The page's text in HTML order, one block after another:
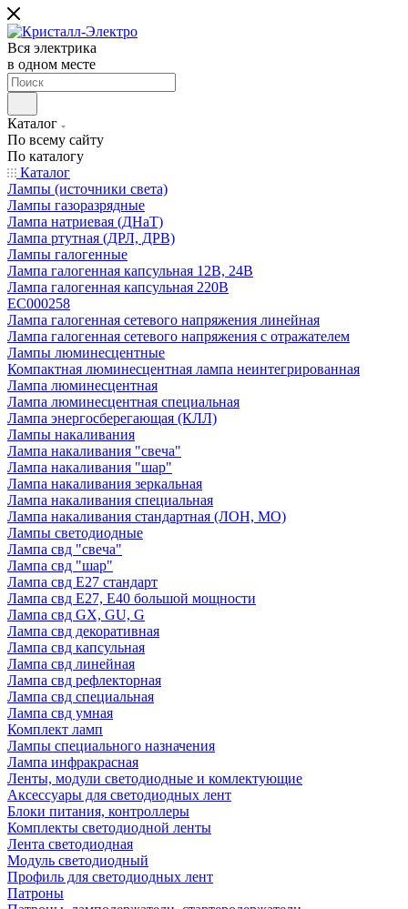
Вся электрика
в одном месте
Каталог
По всему сайту
По каталогу
Каталог
Лампы (источники света)
Лампы газоразрядные
Лампа натриевая (ДНаТ)
Лампа ртутная (ДРЛ, ДРВ)
Лампы галогенные
Лампа галогенная капсульная 12В, 24В
Лампа галогенная капсульная 220В
EC000258
Лампа галогенная сетевого напряжения линейная
Лампа галогенная сетевого напряжения с отражателем
Лампы люминесцентные
Компактная люминесцентная лампа неинтегрированная
Лампа люминесцентная
Лампа люминесцентная специальная
Лампа энергосберегающая (КЛЛ)
Лампы накаливания
Лампа накаливания "свеча"
Лампа накаливания "шар"
Лампа накаливания зеркальная
Лампа накаливания специальная
Лампа накаливания стандартная (ЛОН, МО)
Лампы светодиодные
Лампа свд "свеча"
Лампа свд "шар"
Лампа свд E27 стандарт
Лампа свд E27, Е40 большой мощности
Лампа свд GX, GU, G
Лампа свд декоративная
Лампа свд капсульная
Лампа свд линейная
Лампа свд рефлекторная
Лампа свд специальная
Лампа свд умная
Комплект ламп
Лампы специального назначения
Лампа инфракрасная
Ленты, модули светодиодные и комлектующие
Аксессуары для светодиодных лент
Блоки питания, контроллеры
Комплекты светодиодной ленты
Лента светодиодная
Модуль светодиодный
Профиль для светодиодных лент
Патроны